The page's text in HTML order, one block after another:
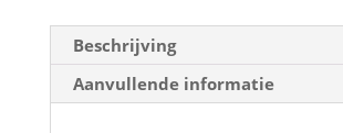
aantal
Beschrijving
Aanvullende informatie